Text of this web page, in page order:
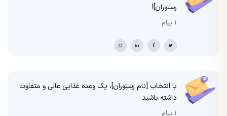
رستوران]!
1 پیام
با انتخاب [نام رستوران]، یک وعده غذایی عالی و متفاوت
داشته باشید.
1 پیام